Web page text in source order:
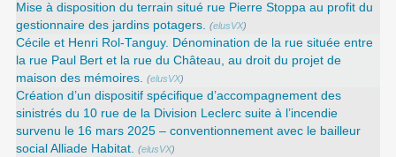
Mise à disposition du terrain situé rue Pierre Stoppa au profit du
gestionnaire des jardins potagers. (elusVX)
Cécile et Henri Rol-Tanguy. Dénomination de la rue située entre
la rue Paul Bert et la rue du Château, au droit du projet de
maison des mémoires. (elusVX)
Création d’un dispositif spécifique d’accompagnement des
sinistrés du 10 rue de la Division Leclerc suite à l’incendie
survenu le 16 mars 2025 – conventionnement avec le bailleur
social Alliade Habitat. (elusVX)